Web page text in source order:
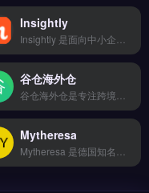
Insightly
谷仓海外仓
Mytheresa